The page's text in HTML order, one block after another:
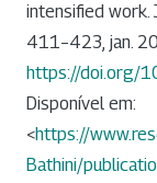
intensified work.
411–423, jan.
https://doi.org/
Disponível em:
<https://
Bathini/